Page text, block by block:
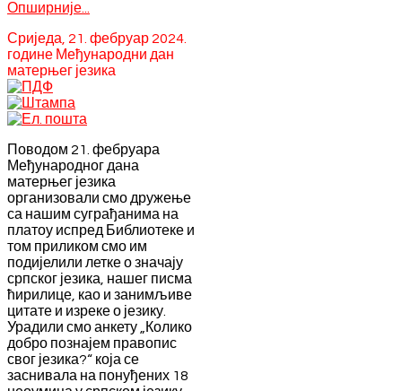
Опширније...
Сриједа, 21. фебруар 2024.
године Међународни дан
матерњег језика
Поводом 21. фебруара
Међународног дана
матерњег језика
организовали смо дружење
са нашим суграђанима на
платоу испред Библиотеке и
том приликом смо им
подијелили летке о значају
српског језика, нашег писма
ћирилице, као и занимљиве
цитате и изреке о језику.
Урадили смо анкету „Колико
добро познајем правопис
свог језика?“ која се
заснивала на понуђених 18